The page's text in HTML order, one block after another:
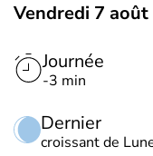
Vendredi 7 août
Journée
-3 min
Dernier
croissant de